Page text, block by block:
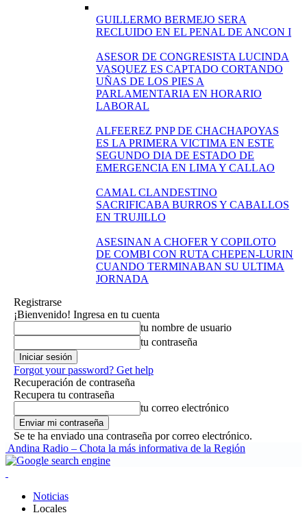
GUILLERMO BERMEJO SERA
RECLUIDO EN EL PENAL DE ANCON I
ASESOR DE CONGRESISTA LUCINDA
VASQUEZ ES CAPTADO CORTANDO
UÑAS DE LOS PIES A
PARLAMENTARIA EN HORARIO
LABORAL
ALFEEREZ PNP DE CHACHAPOYAS
ES LA PRIMERA VICTIMA EN ESTE
SEGUNDO DIA DE ESTADO DE
EMERGENCIA EN LIMA Y CALLAO
CAMAL CLANDESTINO
SACRIFICABA BURROS Y CABALLOS
EN TRUJILLO
ASESINAN A CHOFER Y COPILOTO
DE COMBI CON RUTA CHEPEN-LURIN
CUANDO TERMINABAN SU ULTIMA
JORNADA
Registrarse
¡Bienvenido! Ingresa en tu cuenta
tu nombre de usuario
tu contraseña
Forgot your password? Get help
Recuperación de contraseña
Recupera tu contraseña
tu correo electrónico
Se te ha enviado una contraseña por correo electrónico.
Andina Radio – Chota la más informativa de la Región
Noticias
Locales